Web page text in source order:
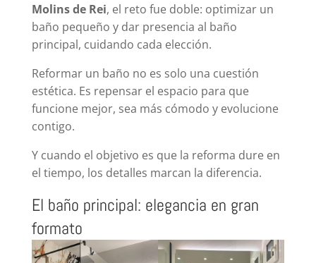
Molins de Rei, el reto fue doble: optimizar un
baño pequeño y dar presencia al baño
principal, cuidando cada elección.
Reformar un baño no es solo una cuestión
estética. Es repensar el espacio para que
funcione mejor, sea más cómodo y evolucione
contigo.
Y cuando el objetivo es que la reforma dure en
el tiempo, los detalles marcan la diferencia.
El baño principal: elegancia en gran
formato